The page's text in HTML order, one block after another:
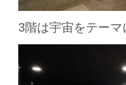
3階は宇宙をテーマ